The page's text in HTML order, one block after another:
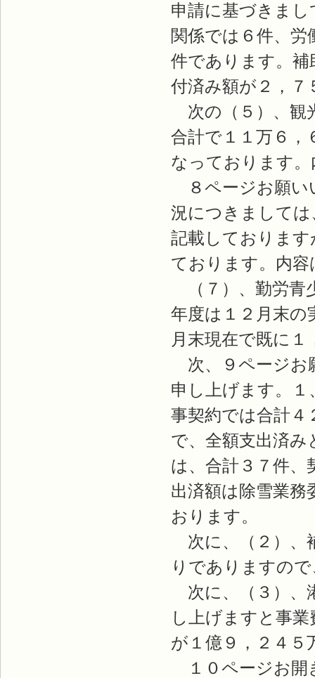
申請に基づきま
関係では６件、労
件であります。補
付済み額が２，７
次の（５）、観
合計で１１万６，
なっております
８ページお願い
況につきまして
記載しておりま
ております。内
（７）、勤労青
年度は１２月末の
月末現在で既に
次、９ページお
申し上げます。１
事契約では合計４
で、全額支出済
は、合計３７件、
出済額は除雪業務
おります。
次に、（２）、
りでありますの
次に、（３）、
し上げますと事
が１億９，２４５
１０ページお開